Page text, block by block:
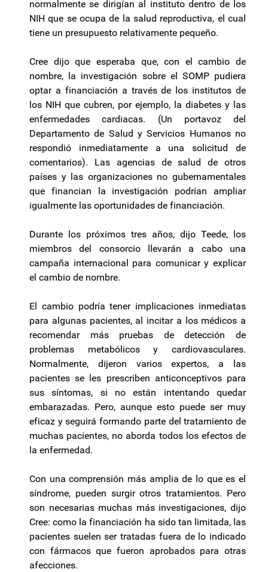
normalmente se dirigían al instituto dentro de los
NIH que se ocupa de la salud reproductiva, el cual
tiene un presupuesto relativamente pequeño.
Cree dijo que esperaba que, con el cambio de
nombre, la investigación sobre el SOMP pudiera
optar a financiación a través de los institutos de
los NIH que cubren, por ejemplo, la diabetes y las
enfermedades cardiacas. (Un portavoz del
Departamento de Salud y Servicios Humanos no
respondió inmediatamente a una solicitud de
comentarios). Las agencias de salud de otros
países y las organizaciones no gubernamentales
que financian la investigación podrían ampliar
igualmente las oportunidades de financiación.
Durante los próximos tres años, dijo Teede, los
miembros del consorcio llevarán a cabo una
campaña internacional para comunicar y explicar
el cambio de nombre.
El cambio podría tener implicaciones inmediatas
para algunas pacientes, al incitar a los médicos a
recomendar más pruebas de detección de
problemas metabólicos y cardiovasculares.
Normalmente, dijeron varios expertos, a las
pacientes se les prescriben anticonceptivos para
sus síntomas, si no están intentando quedar
embarazadas. Pero, aunque esto puede ser muy
eficaz y seguirá formando parte del tratamiento de
muchas pacientes, no aborda todos los efectos de
la enfermedad.
Con una comprensión más amplia de lo que es el
síndrome, pueden surgir otros tratamientos. Pero
son necesarias muchas más investigaciones, dijo
Cree: como la financiación ha sido tan limitada, las
pacientes suelen ser tratadas fuera de lo indicado
con fármacos que fueron aprobados para otras
afecciones.